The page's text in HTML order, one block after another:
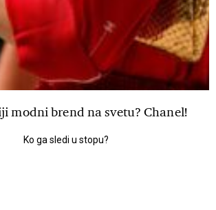
modni brend na svetu? Chanel!
Ko ga sledi u stopu?